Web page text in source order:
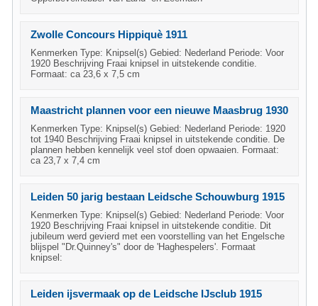
Zwolle Concours Hippiquè 1911
Kenmerken Type: Knipsel(s) Gebied: Nederland Periode: Voor
1920 Beschrijving Fraai knipsel in uitstekende conditie.
Formaat: ca 23,6 x 7,5 cm
Maastricht plannen voor een nieuwe Maasbrug 1930
Kenmerken Type: Knipsel(s) Gebied: Nederland Periode: 1920
tot 1940 Beschrijving Fraai knipsel in uitstekende conditie. De
plannen hebben kennelijk veel stof doen opwaaien. Formaat:
ca 23,7 x 7,4 cm
Leiden 50 jarig bestaan Leidsche Schouwburg 1915
Kenmerken Type: Knipsel(s) Gebied: Nederland Periode: Voor
1920 Beschrijving Fraai knipsel in uitstekende conditie. Dit
jubileum werd gevierd met een voorstelling van het Engelsche
blijspel "Dr.Quinney's" door de 'Haghespelers'. Formaat
knipsel:
Leiden ijsvermaak op de Leidsche IJsclub 1915